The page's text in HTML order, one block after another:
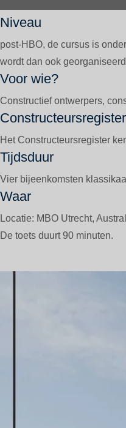
Niveau
post-HBO, de cursus is
wordt dan ook
Voor wie?
Constructief ontwerpers,
Constructeursregister
Het Constructeursregister
Tijdsduur
Vier bijeenkomsten
Waar
Locatie: MBO Utrecht,
De toets duurt 90 minuten.